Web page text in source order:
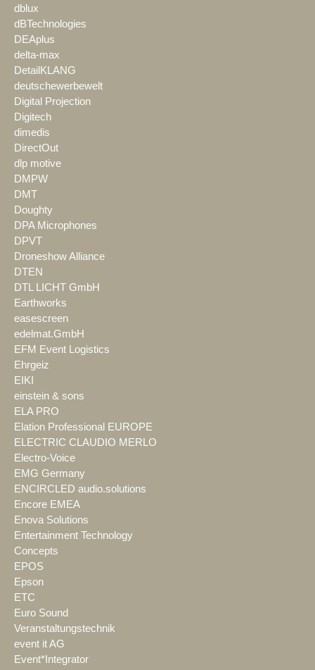
dblux
dBTechnologies
DEAplus
delta-max
DetailKLANG
deutschewerbewelt
Digital Projection
Digitech
dimedis
DirectOut
dlp motive
DMPW
DMT
Doughty
DPA Microphones
DPVT
Droneshow Alliance
DTEN
DTL LICHT GmbH
Earthworks
easescreen
edelmat.GmbH
EFM Event Logistics
Ehrgeiz
EIKI
einstein & sons
ELA PRO
Elation Professional EUROPE
ELECTRIC CLAUDIO MERLO
Electro-Voice
EMG Germany
ENCIRCLED audio.solutions
Encore EMEA
Enova Solutions
Entertainment Technology
Concepts
EPOS
Epson
ETC
Euro Sound
Veranstaltungstechnik
event it AG
Event*Integrator